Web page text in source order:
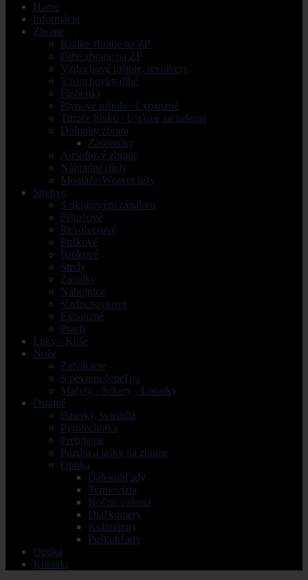
Home
Informácie
Zbrane
Krátke zbrane na ZP
Dlhé zbrane na ZP
Vzduchové pištole, revolvery
Vzduchovky dlhé
Flobertky
Plynové pištole / Expanzné
Tlmiče hluku / Úsťové zariadenia
Dolpnky zbraní
Zásobníky
Airsoftové zbrane
Náhradné diely
Montáže-Weaver lišty
Strelivo
S okrajovým zápalom
Pištoľové
Revolverové
Puškové
Brokové
Strely
Zápalky
Nábojnice
Vzduchovkové
Expanzné
Prach
Luky - Kuše
Nože
Zatváracie
S pevnou čepeľou
Mačety - Sekery - Lopatky
Ostatné
Baterky, svietidlá
Pyrotechnika
Prebíjanie
Puzdra a tašky na zbrane
Optika
Ďalekohľady
Termovízia
Nočné videnia
Diaľkomery
Kolimátory
Puškohľady
Optika
Kontakt